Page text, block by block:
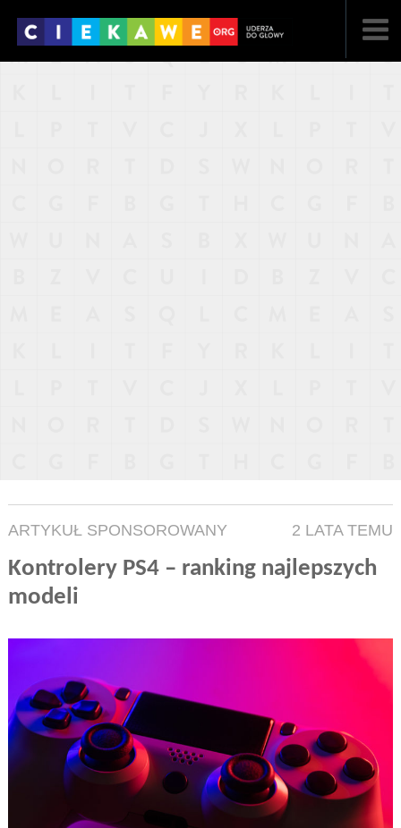
ARTYKUŁ SPONSOROWANY 2 LATA TEMU
Kontrolery PS4 – ranking najlepszych
modeli